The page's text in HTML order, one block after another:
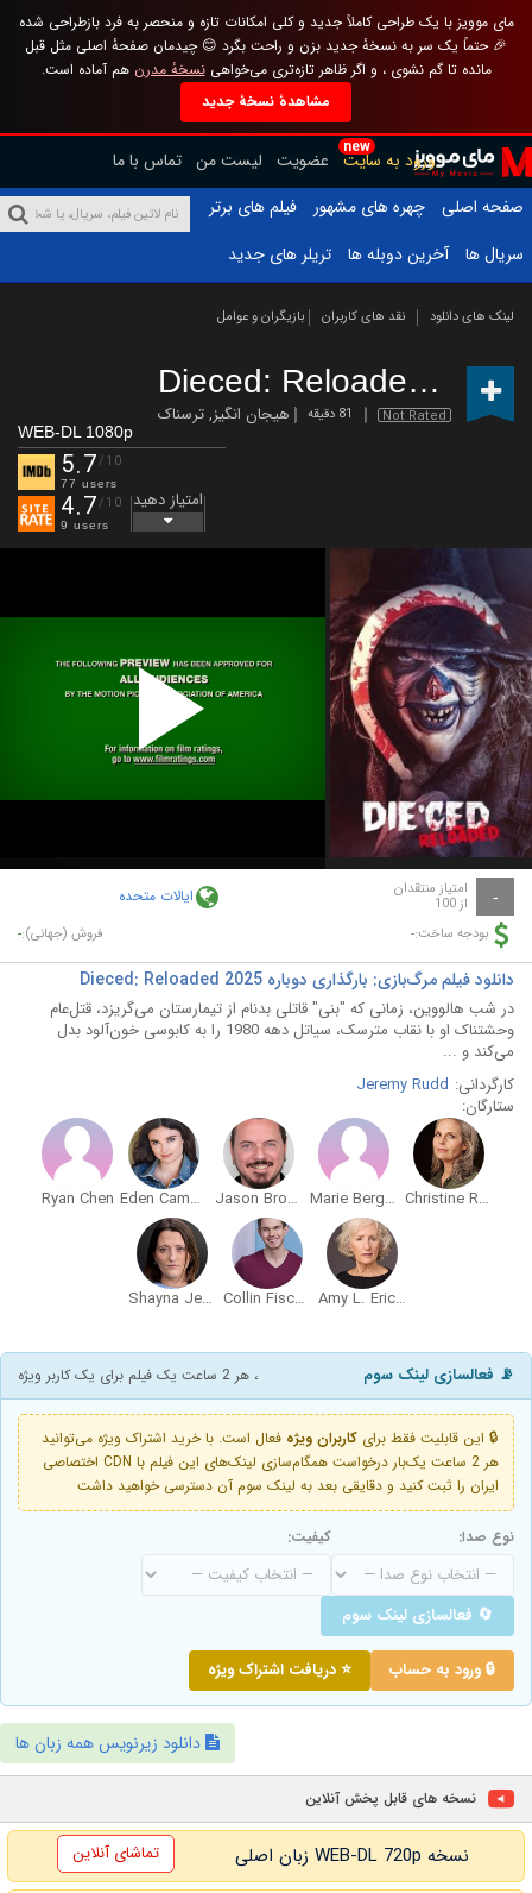
مای موویز با یک طراحی کاملاً جدید و کلی امکانات تازه و منحصر به فرد بازطراحی شده
🎉 حتماً یک سر به نسخهٔ جدید بزن و راحت بگرد 😊 چیدمان صفحهٔ اصلی مثل قبل
مانده تا گم نشوی ، و اگر ظاهر تازه‌تری می‌خواهینسخهٔ مدرن هم آماده است.
مشاهدهٔ نسخهٔ جدید
new
ورود به سایت عضویت لیست من تماس با ما
صفحه اصلی
چهره های مشهور
فیلم های برتر
سریال ها
آخرین دوبله ها تریلر های جدید
لینک های دانلود نقد های کاربران بازیگران و عوامل
Dieced: Reloaded (2025)
Not Rated 81 دقیقه هیجان انگیز,ترسناک
WEB-DL 1080p
5.7/10
77 users
4.7/10
9 users
امتیاز دهید
Play
Video
- امتیاز منتقدان
از 100 ایالات متحده
بودجه ساخت:- فروش (جهانی):-
دانلود فیلم مرگ‌بازی: بارگذاری دوباره Dieced: Reloaded 2025
در شب هالووین، زمانی که "بنی" قاتلی بدنام از تیمارستان می‌گریزد، قتل‌عام
وحشتناک او با نقاب مترسک، سیاتل دهه 1980 را به کابوسی خون‌آلود بدل
می‌کند و ...
کارگردانی: Jeremy Rudd
ستارگان:
Christine Rose Allen
Marie Bergenholtz
Jason Brooks
Eden Campbell
Ryan Chen
Amy L. Erickson
Collin Fischer
Shayna Jensen
📡 فعالسازی لینک سوم ، هر 2 ساعت یک فیلم برای یک کاربر ویژه
🔒 این قابلیت فقط برای کاربران ویژه فعال است. با خرید اشتراک ویژه می‌توانید
هر 2 ساعت یک‌بار درخواست همگام‌سازی لینک‌های این فیلم با CDN اختصاصی
ایران را ثبت کنید و دقایقی بعد به لینک سوم آن دسترسی خواهید داشت
نوع صدا: کیفیت:
🔄 فعالسازی لینک سوم
🔒 ورود به حساب ⭐ دریافت اشتراک ویژه
دانلود زیرنویس همه زبان ها
نسخه های قابل پخش آنلاین
نسخه WEB-DL 720p زبان اصلی تماشای آنلاین